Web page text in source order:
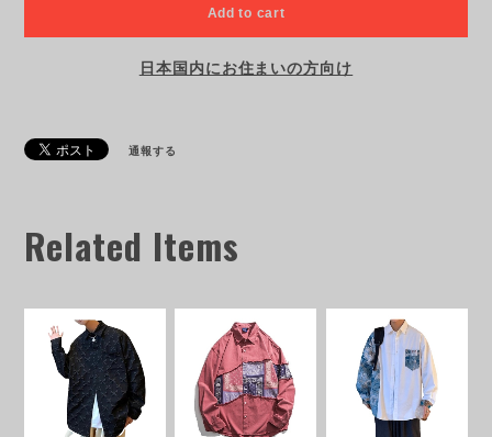
Add to cart
日本国内にお住まいの方向け
通報する
Related Items